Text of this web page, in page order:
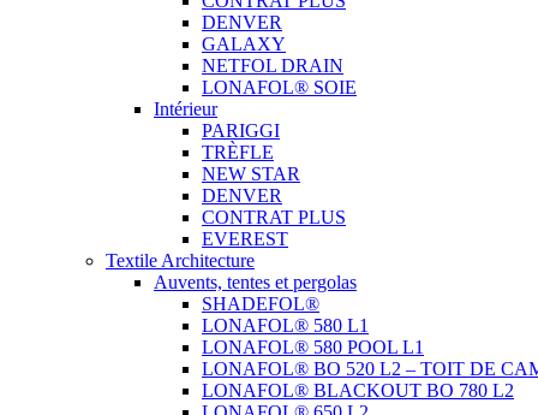
DENVER
GALAXY
NETFOL DRAIN
LONAFOL® SOIE
Intérieur
PARIGGI
TRÈFLE
NEW STAR
DENVER
CONTRAT PLUS
EVEREST
Textile Architecture
Auvents, tentes et pergolas
SHADEFOL®
LONAFOL® 580 L1
LONAFOL® 580 POOL L1
LONAFOL® BO 520 L2 – TOIT DE
LONAFOL® BLACKOUT BO 780 L2